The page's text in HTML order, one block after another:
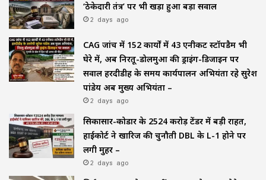
‘ठेकेदारी तंत्र’ पर भी खड़ा हुआ बड़ा सवाल
2 days ago
CAG जांच में 152 कार्यों में 43 एनीकट स्टॉपडैम भी
घेरे में, अब निरतू-डोलमुआ की ड्राइंग-डिजाइन पर
सवाल हरदीडीह के समय कार्यपालन अभियंता रहे सुरेश
पांडेय अब मुख्य अभियंता –
2 days ago
सिकासार-कोडार के ₹2524 करोड़ टेंडर में बड़ी राहत,
हाईकोर्ट ने खारिज की चुनौती DBL के L-1 होने पर
लगी मुहर –
2 days ago